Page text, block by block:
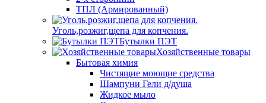
ТПЛ (Армированный)
Уголь,розжиг,щепа для копчения.
Бутылки ПЭТ
Хозяйственные товары
Бытовая химия
Чистящие моющие средства
Шампуни Гели д/душа
Жидкое мыло